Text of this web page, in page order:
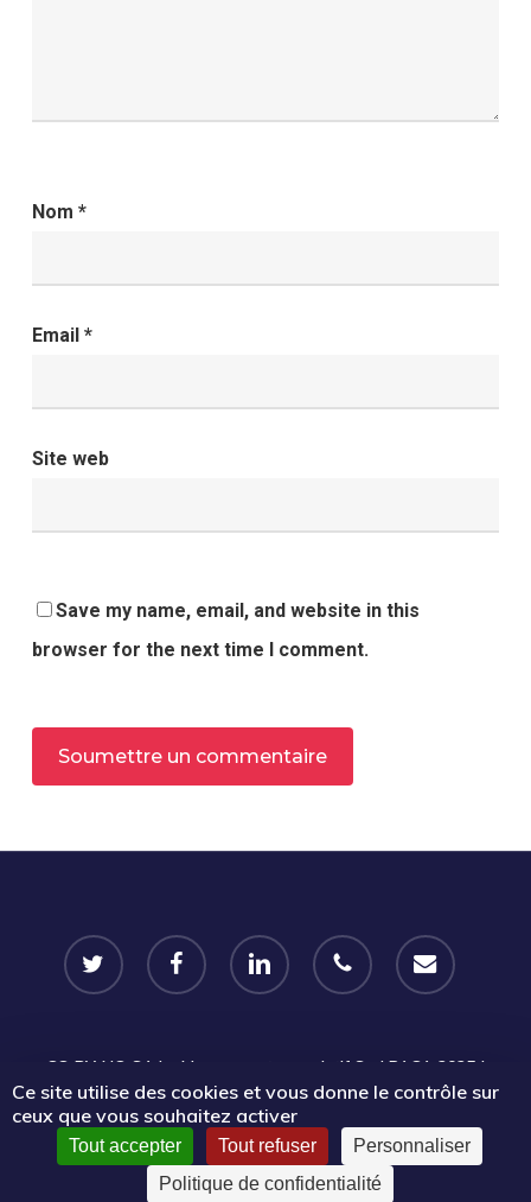
Nom *
Email *
Site web
Save my name, email, and website in this
browser for the next time I comment.
twitter facebook linkedin phone email
CC-BY-NC-SA Le Mouvement associatif Sud PACA 2025 |
Certains droits réservés |Mentions légales | Politique de
confidentialité
Ce site utilise des cookies et vous donne le contrôle sur
ceux que vous souhaitez activer
Tout accepter Tout refuser
Personnaliser
Politique de confidentialité